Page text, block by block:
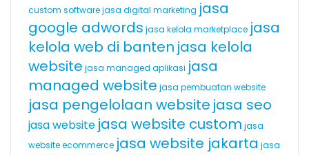
custom softwarejasa digital marketing jasa
google adwords jasa kelola marketplace jasa
kelola web di banten jasa kelola
website jasa managed aplikasi jasa
managed website jasa pembuatan website
jasa pengelolaan website jasa seo
jasa website jasa website custom jasa
website ecommerce jasa website jakarta jasa